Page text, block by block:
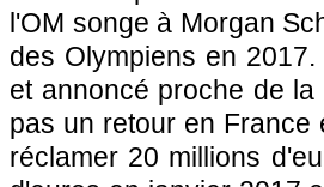
l'OM songe à Morgan
des Olympiens en
et annoncé proche de
pas un retour en France
réclamer 20 millions